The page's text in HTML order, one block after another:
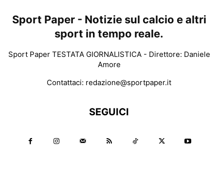
Sport Paper - Notizie sul calcio e altri
sport in tempo reale.
Sport Paper TESTATA GIORNALISTICA - Direttore: Daniele
Amore
Contattaci: redazione@sportpaper.it
SEGUICI